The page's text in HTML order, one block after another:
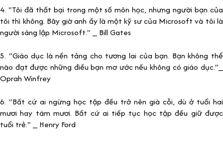
4. "Tôi đã thất bại trong một số môn học, nhưng người bạn của
tôi thì không. Bây giờ anh ấy là một kỹ sư của Microsoft và tôi là
người sáng lập Microsoft." _ Bill Gates
5. "Giáo dục là nền tảng cho tương lai của bạn. Bạn không thể
nào đạt được những điều bạn mơ ước nếu không có giáo dục."_
Oprah Winfrey
6. "Bất cứ ai ngừng học tập đều trở nên già cỗi, dù ở tuổi hai
mươi hay tám mươi. Bất cứ ai tiếp tục học tập đều giữ được
tuổi trẻ." _ Henry Ford